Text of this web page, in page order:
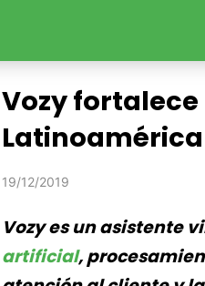
Vozy
Latinoamérica
19/12/2019
Vozy es un asistente
artificial,